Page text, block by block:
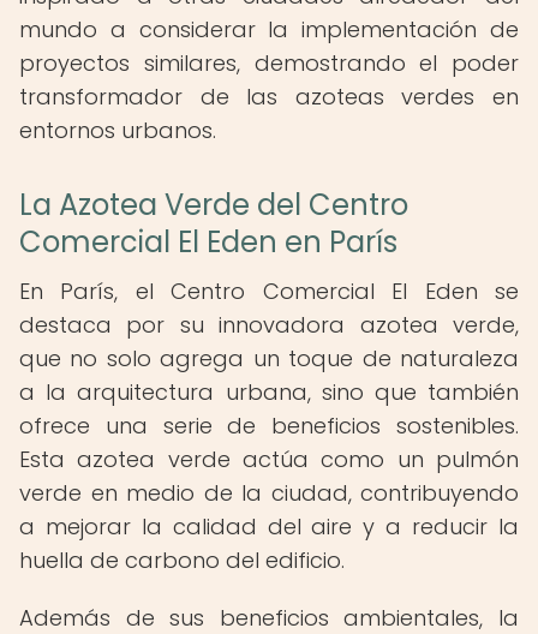
mundo a considerar la implementación de
proyectos similares, demostrando el poder
transformador de las azoteas verdes en
entornos urbanos.
La Azotea Verde del Centro
Comercial El Eden en París
En París, el Centro Comercial El Eden se
destaca por su innovadora azotea verde,
que no solo agrega un toque de naturaleza
a la arquitectura urbana, sino que también
ofrece una serie de beneficios sostenibles.
Esta azotea verde actúa como un pulmón
verde en medio de la ciudad, contribuyendo
a mejorar la calidad del aire y a reducir la
huella de carbono del edificio.
Además de sus beneficios ambientales, la